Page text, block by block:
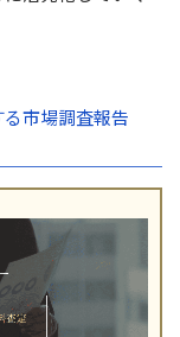
市場調査報告